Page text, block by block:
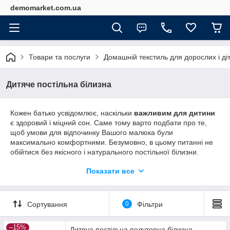
demomarket.com.ua
Товари та послуги Домашній текстиль для дорослих і
Дитяче постільна білизна
Кожен батько усвідомлює, наскільки важливим для дитини
є здоровий і міцний сон. Саме тому варто подбати про те,
щоб умови для відпочинку Вашого малюка були
максимально комфортними. Безумовно, в цьому питанні не
обійтися без якісного і натурального постільної білизни.
поддерживать идеальный температурный баланс. Летом
ему слишком жарко от синтетической наволочки и одеяла. Ну
а зимой наше постельное белье поможет удержать
драгоценное тепло. Вы можете не волноваться на счёт
Показати все
Сортування 0 Фільтри
–15%